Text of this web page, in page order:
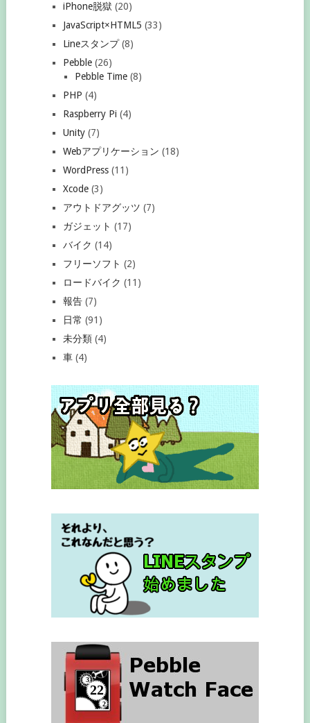
iPhone脱獄 (20)
JavaScript×HTML5 (33)
Lineスタンプ(8)
Pebble(26)
Pebble Time(8)
PHP (4)
Raspberry Pi (4)
Unity(7)
Webアプリケーション (18)
WordPress(11)
Xcode(3)
アウトドアグッツ (7)
ガジェット (17)
バイク (14)
フリーソフト (2)
ロードバイク (11)
報告(7)
日常 (91)
未分類(4)
車(4)